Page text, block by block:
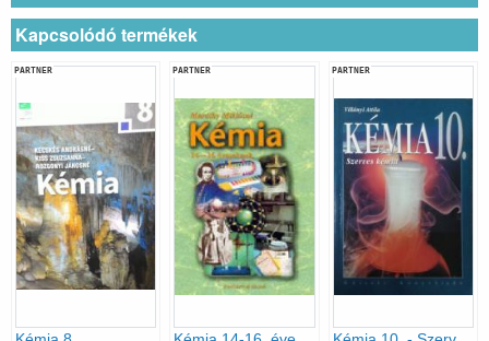
Kapcsolódó termékek
PARTNER PARTNER PARTNER